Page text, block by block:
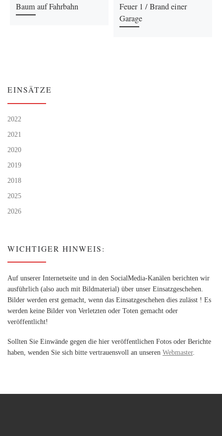
Baum auf Fahrbahn
Feuer 1 / Brand einer
Garage
EINSÄTZE
2022
2021
2020
2019
2018
2025
2026
WICHTIGER HINWEIS:
Auf unserer Internetseite und in den SocialMedia-Kanälen berichten wir
ausführlich (also auch mit Bildmaterial) über unser Einsatzgeschehen.
Bilder werden erst gemacht, wenn das Einsatzgeschehen dies zulässt ! Es
werden keine Bilder von Verletzten oder Toten gemacht oder
veröffentlicht!
Sollten Sie Einwände gegen die hier veröffentlichen Fotos oder Berichte
haben, wenden Sie sich bitte vertrauensvoll an unseren Webmaster.